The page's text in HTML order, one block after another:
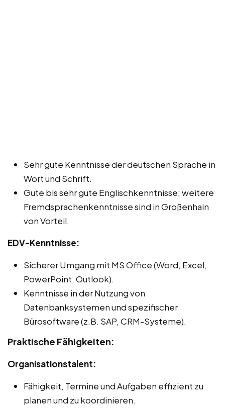
Sehr gute Kenntnisse der deutschen Sprache in
Wort und Schrift.
Gute bis sehr gute Englischkenntnisse; weitere
Fremdsprachenkenntnisse sind in Großenhain
von Vorteil.
EDV-Kenntnisse:
Sicherer Umgang mit MS Office (Word, Excel,
PowerPoint, Outlook).
Kenntnisse in der Nutzung von
Datenbanksystemen und spezifischer
Bürosoftware (z.B. SAP, CRM-Systeme).
Praktische Fähigkeiten:
Organisationstalent:
Fähigkeit, Termine und Aufgaben effizient zu
planen und zu koordinieren.